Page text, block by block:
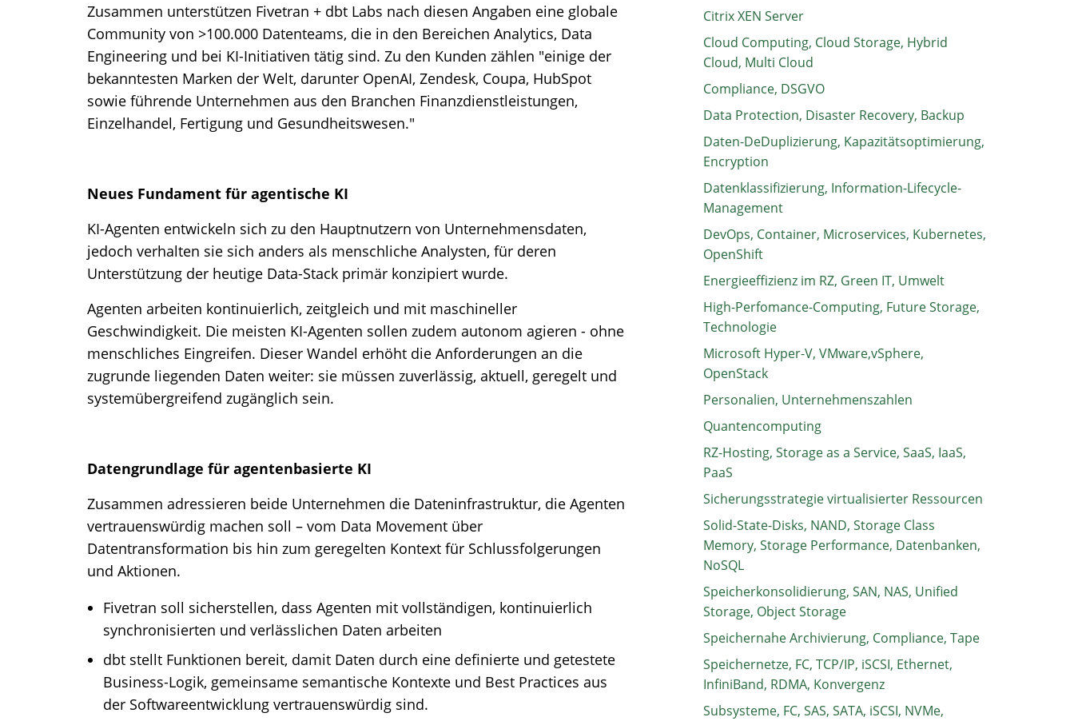
Zusammen unterstützen Fivetran + dbt Labs nach diesen Angaben eine globale
Community von >100.000 Datenteams, die in den Bereichen Analytics, Data
Engineering und bei KI-Initiativen tätig sind. Zu den Kunden zählen "einige der
bekanntesten Marken der Welt, darunter OpenAI, Zendesk, Coupa, HubSpot
sowie führende Unternehmen aus den Branchen Finanzdienstleistungen,
Einzelhandel, Fertigung und Gesundheitswesen."
Neues Fundament für agentische KI
KI-Agenten entwickeln sich zu den Hauptnutzern von Unternehmensdaten,
jedoch verhalten sie sich anders als menschliche Analysten, für deren
Unterstützung der heutige Data-Stack primär konzipiert wurde.
Agenten arbeiten kontinuierlich, zeitgleich und mit maschineller
Geschwindigkeit. Die meisten KI-Agenten sollen zudem autonom agieren - ohne
menschliches Eingreifen. Dieser Wandel erhöht die Anforderungen an die
zugrunde liegenden Daten weiter: sie müssen zuverlässig, aktuell, geregelt und
systemübergreifend zugänglich sein.
Datengrundlage für agentenbasierte KI
Zusammen adressieren beide Unternehmen die Dateninfrastruktur, die Agenten
vertrauenswürdig machen soll – vom Data Movement über
Datentransformation bis hin zum geregelten Kontext für Schlussfolgerungen
und Aktionen.
Fivetran soll sicherstellen, dass Agenten mit vollständigen, kontinuierlich
synchronisierten und verlässlichen Daten arbeiten
dbt stellt Funktionen bereit, damit Daten durch eine definierte und getestete
Business-Logik, gemeinsame semantische Kontexte und Best Practices aus
der Softwareentwicklung vertrauenswürdig sind.
Citrix XEN Server
Cloud Computing, Cloud Storage, Hybrid
Cloud, Multi Cloud
Compliance, DSGVO
Data Protection, Disaster Recovery, Backup
Daten-DeDuplizierung, Kapazitätsoptimierung,
Encryption
Datenklassifizierung, Information-Lifecycle-
Management
DevOps, Container, Microservices, Kubernetes,
OpenShift
Energieeffizienz im RZ, Green IT, Umwelt
High-Perfomance-Computing, Future Storage,
Technologie
Microsoft Hyper-V, VMware,vSphere,
OpenStack
Personalien, Unternehmenszahlen
Quantencomputing
RZ-Hosting, Storage as a Service, SaaS, IaaS,
PaaS
Sicherungsstrategie virtualisierter Ressourcen
Solid-State-Disks, NAND, Storage Class
Memory, Storage Performance, Datenbanken,
NoSQL
Speicherkonsolidierung, SAN, NAS, Unified
Storage, Object Storage
Speichernahe Archivierung, Compliance, Tape
Speichernetze, FC, TCP/IP, iSCSI, Ethernet,
InfiniBand, RDMA, Konvergenz
Subsysteme, FC, SAS, SATA, iSCSI, NVMe,